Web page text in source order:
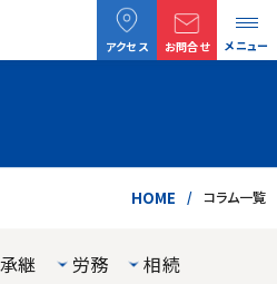
アクセス お問合せ メニュー
HOME コラム一覧
継 労務
相続